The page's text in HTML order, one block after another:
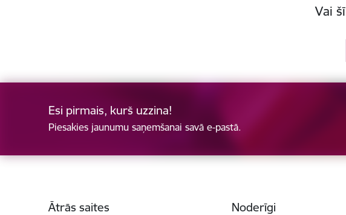
Vai
Esi pirmais, kurš uzzina!
Piesakies jaunumu saņemšanai savā e-pastā.
Ātrās saites Noderīgi